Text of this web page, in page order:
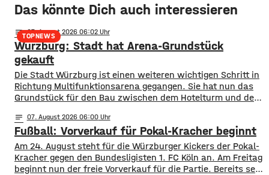
Das könnte Dich auch interessieren
TOPNEWS
notes 07. August 2026 06:02
Würzburg: Stadt hat Arena-Grundstück
gekauft
Die Stadt Würzburg ist einen weiteren wichtigen Schritt in
Richtung Multifunktionsarena gegangen. Sie hat nun das
Grundstück für den Bau zwischen dem Hotelturm und den
bei Instagram mitgeteilt hat, ist der Vertrag
unterschrieben. In Anlehnung an den berühmten Satz nach
der ersten Mondlandung sagt Heilig, es sei für ihn
notes 07. August 2026 06:00
Fußball: Vorverkauf für Pokal-Kracher beginnt
Am 24. August steht für die Würzburger Kickers der Pokal-
Kracher gegen den Bundesligisten 1. FC Köln an. Am Freitag
beginnt nun der freie Vorverkauf für die Partie. Bereits seit